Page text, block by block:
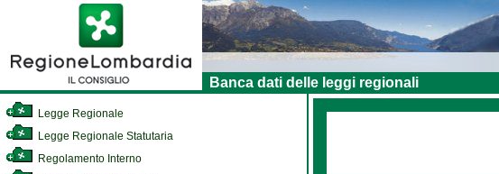
Banca dati delle leggi regionali
Legge Regionale
Legge Regionale Statutaria
Regolamento Interno